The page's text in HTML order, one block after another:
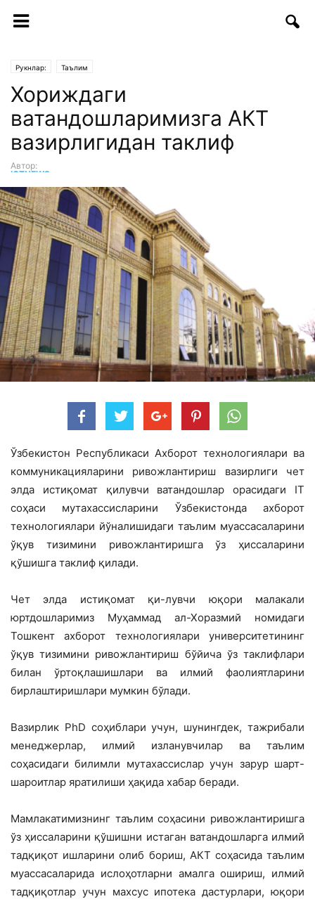
Рукнлар: Таълим
Хориждаги
ватандошларимизга АКТ
вазирлигидан таклиф
Автор:
ICTNEWS таҳририяти
Ўзбекистон Республикаси Ахборот технологиялари ва
коммуникацияларини ривожлантириш вазирлиги чет
элда истиқомат қилувчи ватандошлар орасидаги IT
соҳаси мутахассисларини Ўзбекистонда ахборот
технологиялари йўналишидаги таълим муассасаларини
ўқув тизимини ривожлантиришга ўз ҳиссаларини
қўшишга таклиф қилади.
Чет элда истиқомат қи-лувчи юқори малакали
юртдошларимиз Муҳаммад ал-Хоразмий номидаги
Тошкент ахборот технологиялари университетининг
ўқув тизимини ривожлантириш бўйича ўз таклифлари
билан ўртоқлашишлари ва илмий фаолиятларини
бирлаштиришлари мумкин бўлади.
Вазирлик PhD соҳиблари учун, шунингдек, тажрибали
менеджерлар, илмий изланувчилар ва таълим
соҳасидаги билимли мутахассислар учун зарур шарт-
шароитлар яратилиши ҳақида хабар беради.
Мамлакатимизнинг таълим соҳасини ривожлантиришга
ўз ҳиссаларини қўшишни истаган ватандошларга илмий
тадқиқот ишларини олиб бориш, АКТ соҳасида таълим
муассасаларида ислоҳотларни амалга ошириш, илмий
тадқиқотлар учун махсус ипотека дастурлари, юқори